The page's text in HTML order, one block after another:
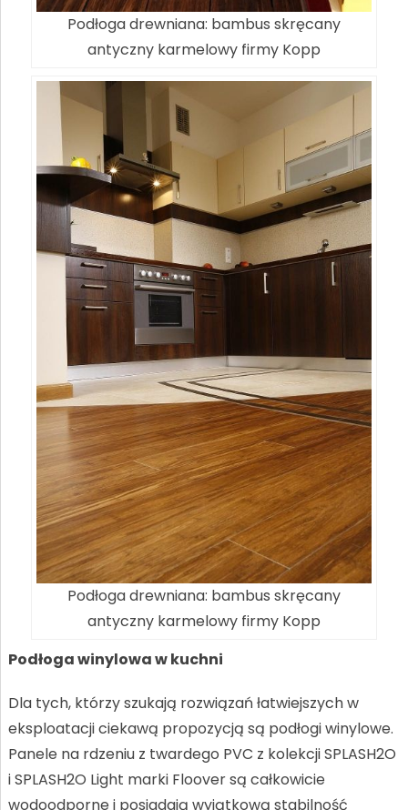
Podłoga drewniana: bambus skręcany
antyczny karmelowy firmy Kopp
Podłoga drewniana: bambus skręcany
antyczny karmelowy firmy Kopp
Podłoga winylowa w kuchni
Dla tych, którzy szukają rozwiązań łatwiejszych w
eksploatacji ciekawą propozycją są podłogi winylowe.
Panele na rdzeniu z twardego PVC z kolekcji SPLASH2O
i SPLASH2O Light marki Floover są całkowicie
wodoodporne i posiadają wyjątkową stabilność